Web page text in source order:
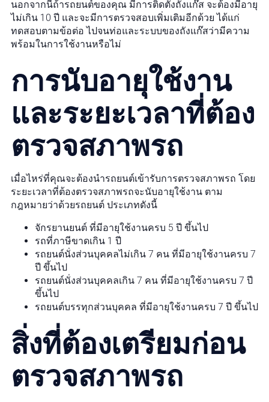
นอกจากนี้ถ้ารถยนต์ของคุณ มีการติดตั้งถังแก๊ส จะต้องมีอายุ
ไม่เกิน 10 ปี และจะมีการตรวจสอบเพิ่มเติมอีกด้วย ได้แก่
ทดสอบตามข้อต่อ ไปจนท่อและระบบของถังแก๊สว่ามีความ
พร้อมในการใช้งานหรือไม่
การนับอายุใช้งาน
และระยะเวลาที่ต้อง
ตรวจสภาพรถ
เมื่อไหร่ที่คุณจะต้องนำรถยนต์เข้ารับการตรวจสภาพรถ โดย
ระยะเวลาที่ต้องตรวจสภาพรถจะนับอายุใช้งาน ตาม
กฎหมายว่าด้วยรถยนต์ ประเภทดังนี้
จักรยานยนต์ ที่มีอายุใช้งานครบ 5 ปี ขึ้นไป
รถที่ภาษีขาดเกิน 1 ปี
รถยนต์นั่งส่วนบุคคลไม่เกิน 7 คน ที่มีอายุใช้งานครบ 7
ปี ขึ้นไป
รถยนต์นั่งส่วนบุคคลเกิน 7 คน ที่มีอายุใช้งานครบ 7 ปี
ขึ้นไป
รถยนต์บรรทุกส่วนบุคคล ที่มีอายุใช้งานครบ 7 ปี ขึ้นไป
สิ่งที่ต้องเตรียมก่อน
ตรวจสภาพรถ